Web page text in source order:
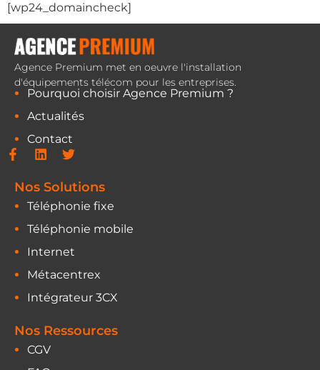
[wp24_domaincheck]
Agence Premium met en oeuvre l'installation
d'équipements télécom pour les entreprises.
Pourquoi choisir Agence Premium ?
Actualités
Contact
Nos Solutions
Téléphonie fixe
Téléphonie mobile
Internet
Métacentrex
Intégrateur 3CX
Nos Ressources
CGV